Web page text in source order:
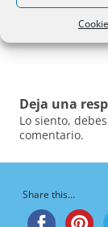
Deja una
Lo siento,
comentario.
Share this...